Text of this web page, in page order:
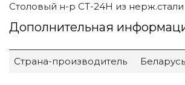
Столовый н-р СТ-24Н из нерж.стали
Дополнительная
Страна-производитель Беларусь